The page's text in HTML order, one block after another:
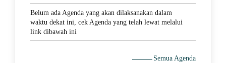
Belum ada Agenda yang akan dilaksanakan dalam
waktu dekat ini, cek Agenda yang telah lewat melalui
link dibawah ini
Semua Agenda